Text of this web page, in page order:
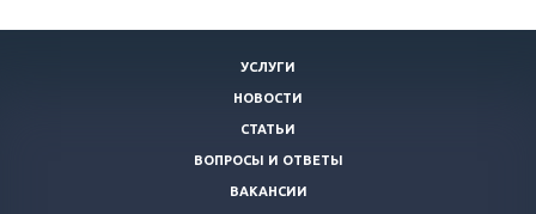
УСЛУГИ
НОВОСТИ
СТАТЬИ
ВОПРОСЫ И ОТВЕТЫ
ВАКАНСИИ